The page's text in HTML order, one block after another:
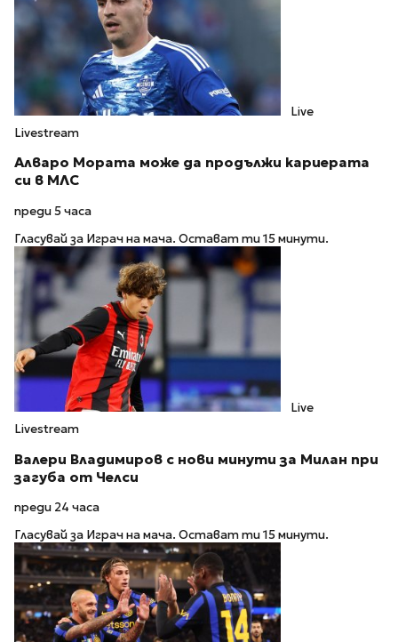
Live
Livestream
Алваро Мората може да продължи кариерата
си в МЛС
преди 5 часа
Гласувай за Играч на мача. Остават ти 15 минути.
Live
Livestream
Валери Владимиров с нови минути за Милан при
загуба от Челси
преди 24 часа
Гласувай за Играч на мача. Остават ти 15 минути.